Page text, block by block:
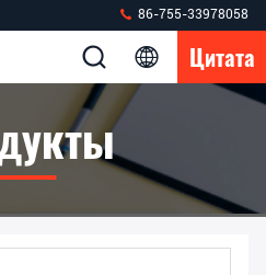
86-755-33978058
Цитата